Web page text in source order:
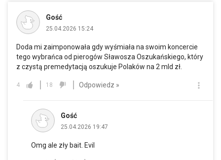
Gość
25.04.2026 15:24
Doda mi zaimponowała gdy wyśmiała na swoim koncercie
tego wybrańca od pierogów Sławosza Oszukańskiego, który
z czystą premedytacją oszukuje Polaków na 2 mld zł.
4 18 Odpowiedz »
Gość
25.04.2026 19:47
Omg ale zły bait. Evil